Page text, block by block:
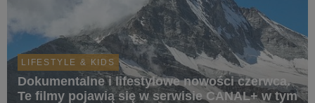
LIFESTYLE & KIDS
Dokumentalne i lifestylowe nowości czerwca.
Te filmy pojawią się w serwisie CANAL+ w tym